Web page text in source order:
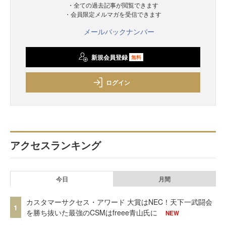
・全ての過去記事が閲覧できます
・会員限定メルマガを受信できます
メールバックナンバー
新規会員登録 無料
ログイン
アクセスランキング
今日 月間
1
カスタマーサクセス・アワード 大賞はNEC！天下一武闘会
を勝ち抜いた最強のCSMはfreee青山氏に
NEW